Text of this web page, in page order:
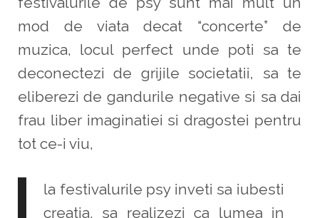
mod de viata decat “concerte” de
muzica, locul perfect unde poti sa te
deconectezi de grijile societatii, sa te
eliberezi de gandurile negative si sa dai
frau liber imaginatiei si dragostei pentru
tot ce-i viu,
la festivalurile psy inveti sa iubesti
creatia, sa realizezi ca lumea in